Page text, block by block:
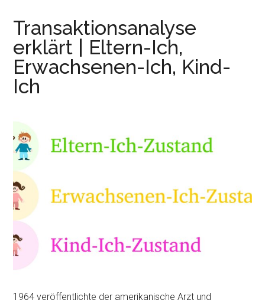
Transaktionsanalyse
erklärt | Eltern-Ich,
Erwachsenen-Ich, Kind-
Ich
1964 veröffentlichte der amerikanische Arzt und